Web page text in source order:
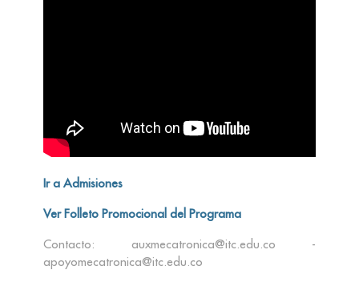
Ir a Admisiones
Ver Folleto Promocional del Programa
Contacto: auxmecatronica@itc.edu.co -
apoyomecatronica@itc.edu.co